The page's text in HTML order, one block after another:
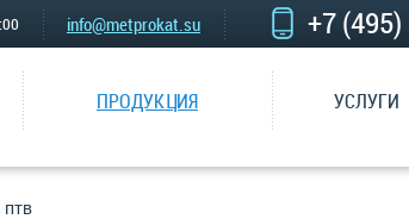
info@metprokat.su +7 (495)
ПРОДУКЦИЯ УСЛУГИ